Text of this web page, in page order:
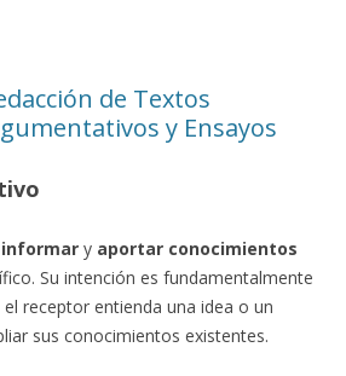
de Textos
y Ensayos
informar y aportar conocimientos
Su intención es fundamentalmente
el receptor entienda una idea o un
sus conocimientos existentes.